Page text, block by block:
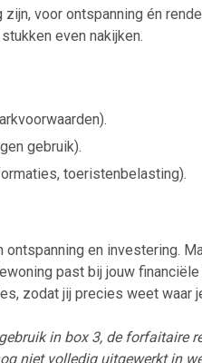
voor ontspanning én
even nakijken.
gebruik).
toeristenbelasting).
en investering.
past bij jouw
zodat jij precies weet waar
in box 3, de forfaitaire
niet volledig uitgewerkt in